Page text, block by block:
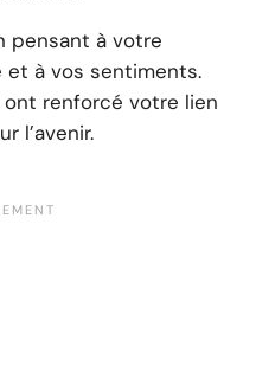
pensant à votre
et à vos sentiments.
renforcé votre lien
l’avenir.